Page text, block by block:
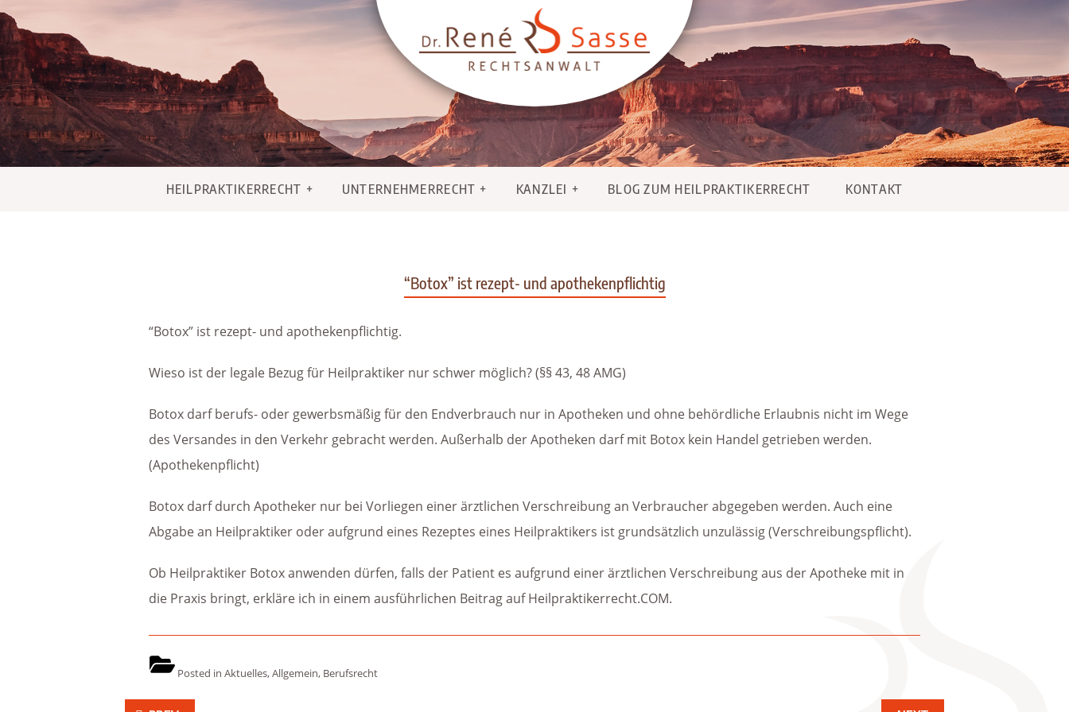
Skip
to
content
HEILPRAKTIKERRECHT UNTERNEHMERRECHT KANZLEI BLOG ZUM HEILPRAKTIKERRECHT KONTAKT
“Botox” ist rezept- und apothekenpflichtig
“Botox” ist rezept- und apothekenpflichtig.
Wieso ist der legale Bezug für Heilpraktiker nur schwer möglich? (§§ 43, 48 AMG)
Botox darf berufs- oder gewerbsmäßig für den Endverbrauch nur in Apotheken und ohne behördliche Erlaubnis nicht im Wege
des Versandes in den Verkehr gebracht werden. Außerhalb der Apotheken darf mit Botox kein Handel getrieben werden.
(Apothekenpflicht)
Botox darf durch Apotheker nur bei Vorliegen einer ärztlichen Verschreibung an Verbraucher abgegeben werden. Auch eine
Abgabe an Heilpraktiker oder aufgrund eines Rezeptes eines Heilpraktikers ist grundsätzlich unzulässig (Verschreibungspflicht).
Ob Heilpraktiker Botox anwenden dürfen, falls der Patient es aufgrund einer ärztlichen Verschreibung aus der Apotheke mit in
die Praxis bringt, erkläre ich in einem ausführlichen Beitrag auf Heilpraktikerrecht.COM.
Posted in Aktuelles,Allgemein, Berufsrecht